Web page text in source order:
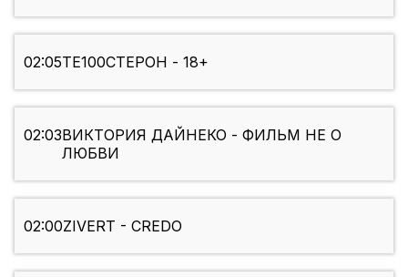
02:05ТЕ100СТЕРОН - 18+
02:03ВИКТОРИЯ ДАЙНЕКО - ФИЛЬМ НЕ О
ЛЮБВИ
02:00ZIVERT - CREDO